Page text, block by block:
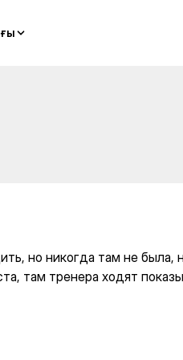
там
но никогда там не была,
там тренера ходят